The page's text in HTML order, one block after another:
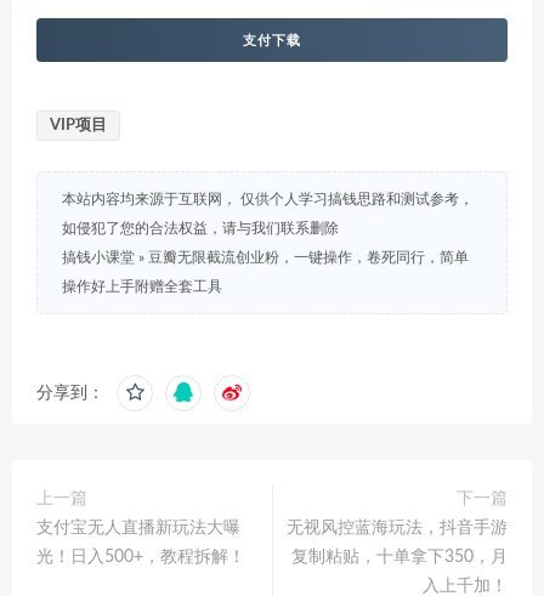
支付下载
VIP项目
本站内容均来源于互联网， 仅供个人学习搞钱思路和测试参考，
如侵犯了您的合法权益，请与我们联系删除
搞钱小课堂 » 豆瓣无限截流创业粉，一键操作，卷死同行，简单
操作好上手附赠全套工具
分享到：
上一篇
支付宝无人直播新玩法大曝
光！日入500+，教程拆解！
下一篇
无视风控蓝海玩法，抖音手游
复制粘贴，十单拿下350，月
入上千加！